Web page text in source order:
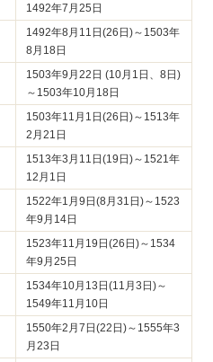
1492年7月25日
1492年8月11日(26日)～1503年
8月18日
1503年9月22日 (10月1日、8日)
～1503年10月18日
1503年11月1日(26日)～1513年
2月21日
1513年3月11日(19日)～1521年
12月1日
1522年1月9日(8月31日)～1523
年9月14日
1523年11月19日(26日)～1534
年9月25日
1534年10月13日(11月3日)～
1549年11月10日
1550年2月7日(22日)～1555年3
月23日